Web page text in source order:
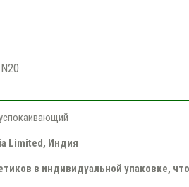
Limited, Индия
в индивидуальной упаковке,